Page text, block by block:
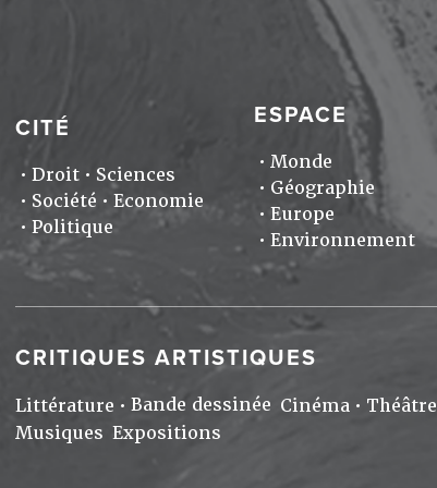
CITÉ
Droit
Sciences
Société
Economie
Politique
ESPACE
Monde
Géographie
Europe
Environnement
CRITIQUES ARTISTIQUES
Littérature Bande dessinée Cinéma
Théâtre
Musiques Expositions